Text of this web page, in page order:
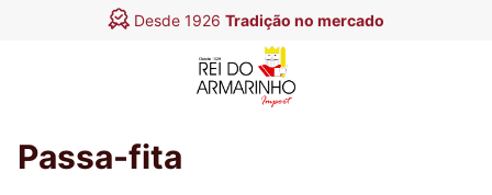
Desde 1926 Tradição no mercado
Passa-fita